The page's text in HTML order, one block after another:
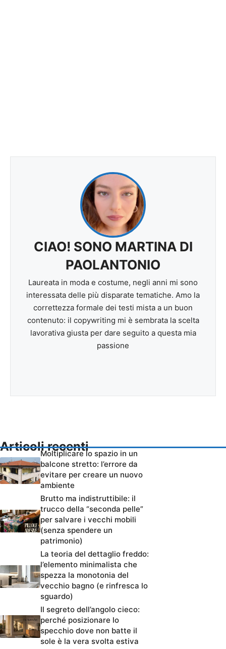
CIAO! SONO MARTINA DI
PAOLANTONIO
Laureata in moda e costume, negli anni mi sono
interessata delle più disparate tematiche. Amo la
correttezza formale dei testi mista a un buon
contenuto: il copywriting mi è sembrata la scelta
lavorativa giusta per dare seguito a questa mia
passione
Articoli recenti
Moltiplicare lo spazio in un
balcone stretto: l’errore da
evitare per creare un nuovo
ambiente
Brutto ma indistruttibile: il
trucco della “seconda pelle”
per salvare i vecchi mobili
(senza spendere un
patrimonio)
La teoria del dettaglio freddo:
l’elemento minimalista che
spezza la monotonia del
vecchio bagno (e rinfresca lo
sguardo)
Il segreto dell’angolo cieco:
perché posizionare lo
specchio dove non batte il
sole è la vera svolta estiva